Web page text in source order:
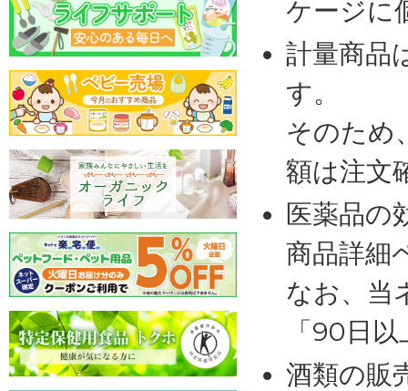
ケージに
計量商品
す。
そのため
額は注文
医薬品の
商品詳細
なお、当
「90日
酒類の販